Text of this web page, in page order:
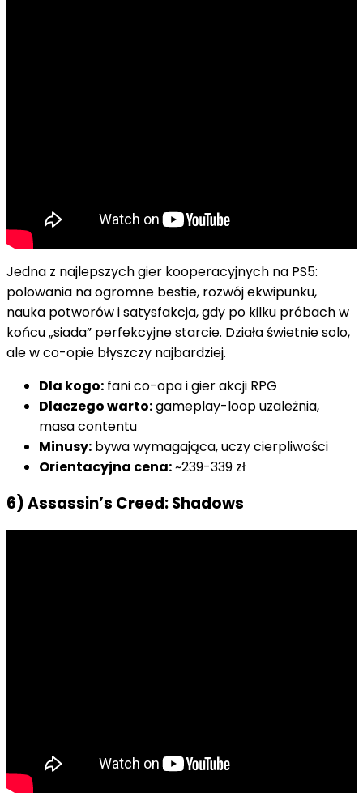
Jedna z najlepszych gier kooperacyjnych na PS5:
polowania na ogromne bestie, rozwój ekwipunku,
nauka potworów i satysfakcja, gdy po kilku próbach w
końcu „siada” perfekcyjne starcie. Działa świetnie solo,
ale w co-opie błyszczy najbardziej.
Dla kogo: fani co-opa i gier akcji RPG
Dlaczego warto:gameplay-loop uzależnia,
masa contentu
Minusy: bywa wymagająca, uczy cierpliwości
Orientacyjna cena:~239-339 zł
6) Assassin’s Creed: Shadows